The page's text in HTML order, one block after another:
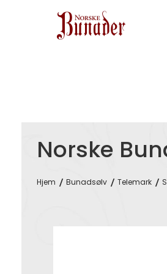
Norske
Hjem Bunadsølv Telemark